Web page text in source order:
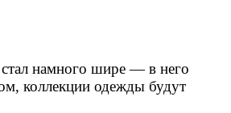
намного шире — в него
коллекции одежды будут